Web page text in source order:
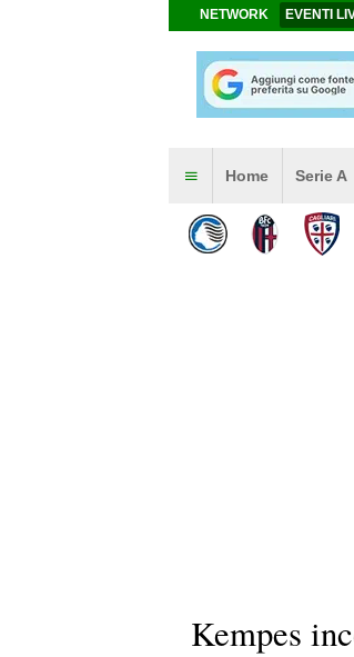
NETWORK EVENTI
Home Serie A
Kempes